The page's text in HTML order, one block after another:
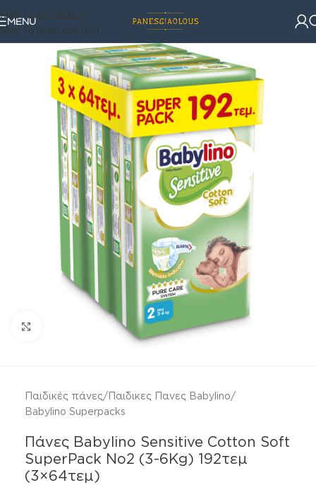
Skip to navigation
Skip to main content
MENU
Παιδικές πάνες/Παιδικες Πανες Babylino/
Babylino Superpacks
Πάνες Babylino Sensitive Cotton Soft
SuperPack No2 (3-6Kg) 192τεμ
(3×64τεμ)